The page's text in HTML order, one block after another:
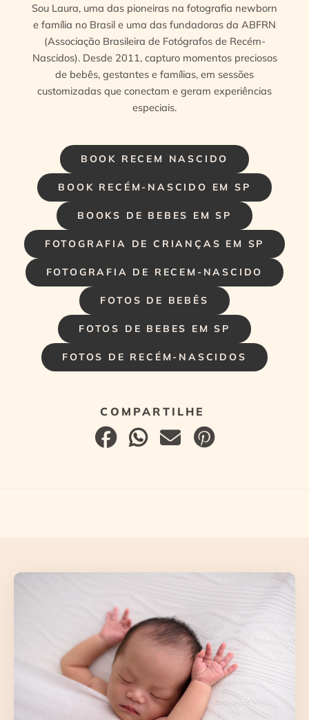
BOOK RECEM NASCIDO
BOOK RECÉM-NASCIDO EM SP
BOOKS DE BEBES EM SP
FOTOGRAFIA DE CRIANÇAS EM SP
FOTOGRAFIA DE RECEM-NASCIDO
FOTOS DE BEBÊS
FOTOS DE BEBES EM SP
FOTOS DE RECÉM-NASCIDOS
Sou Laura, uma das pioneiras na fotografia newborn
e família no Brasil e uma das fundadoras da ABFRN
(Associação Brasileira de Fotógrafos de Recém-
Nascidos). Desde 2011, capturo momentos preciosos
de bebês, gestantes e famílias, em sessões
customizadas que conectam e geram experiências
especiais.